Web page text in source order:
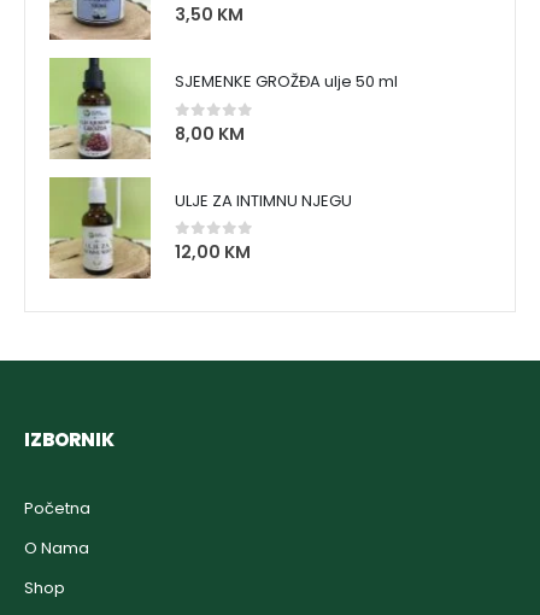
0 out of 5
3,50 KM
SJEMENKE GROŽĐA ulje 50 ml
0 out of 5
8,00 KM
ULJE ZA INTIMNU NJEGU
0out of 5
12,00 KM
IZBORNIK
Početna
O Nama
Shop